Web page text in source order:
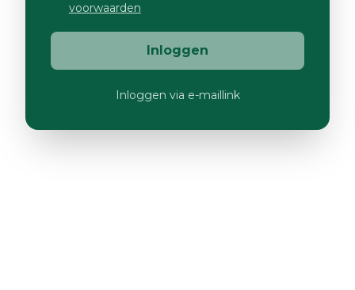
voorwaarden
Inloggen
Inloggen via e-maillink